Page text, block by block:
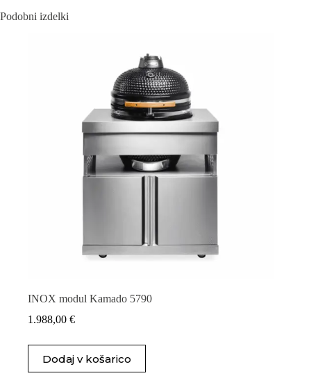
Podobni izdelki
INOX modul Kamado 5790
1.988,00 €
Dodaj v košarico